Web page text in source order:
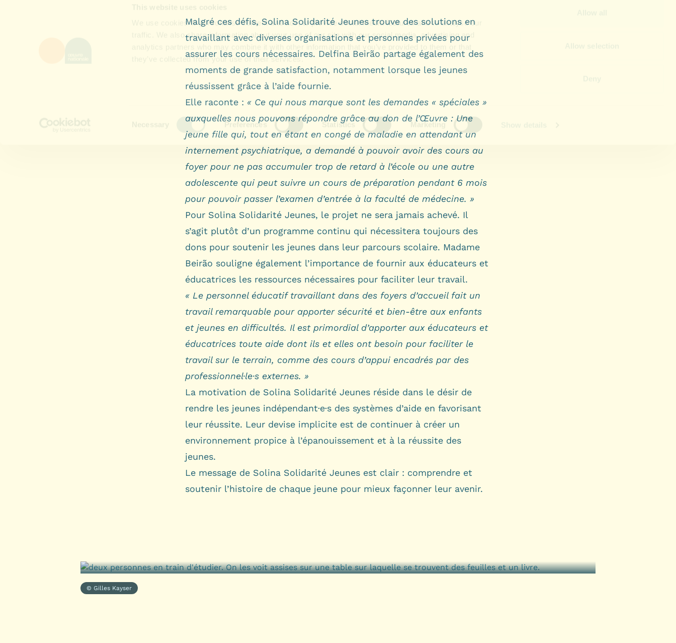
Malgré ces défis, Solina Solidarité Jeunes trouve des solutions en
travaillant avec diverses organisations et personnes privées pour
assurer les cours nécessaires. Delfina Beirão partage également des
moments de grande satisfaction, notamment lorsque les jeunes
réussissent grâce à l’aide fournie.
Elle raconte : « Ce qui nous marque sont les demandes « spéciales »
auxquelles nous pouvons répondre grâce au don de l’Œuvre : Une
jeune fille qui, tout en étant en congé de maladie en attendant un
internement psychiatrique, a demandé à pouvoir avoir des cours au
foyer pour ne pas accumuler trop de retard à l’école ou une autre
adolescente qui peut suivre un cours de préparation pendant 6 mois
pour pouvoir passer l’examen d’entrée à la faculté de médecine. »
Pour Solina Solidarité Jeunes, le projet ne sera jamais achevé. Il
s’agit plutôt d’un programme continu qui nécessitera toujours des
dons pour soutenir les jeunes dans leur parcours scolaire. Madame
Beirão souligne également l’importance de fournir aux éducateurs et
éducatrices les ressources nécessaires pour faciliter leur travail.
« Le personnel éducatif travaillant dans des foyers d’accueil fait un
travail remarquable pour apporter sécurité et bien-être aux enfants
et jeunes en difficultés. Il est primordial d’apporter aux éducateurs et
éducatrices toute aide dont ils et elles ont besoin pour faciliter le
travail sur le terrain, comme des cours d’appui encadrés par des
professionnel·le·s externes. »
La motivation de Solina Solidarité Jeunes réside dans le désir de
rendre les jeunes indépendant·e·s des systèmes d’aide en favorisant
leur réussite. Leur devise implicite est de continuer à créer un
environnement propice à l’épanouissement et à la réussite des
jeunes.
Le message de Solina Solidarité Jeunes est clair : comprendre et
soutenir l’histoire de chaque jeune pour mieux façonner leur avenir.
© Gilles Kayser